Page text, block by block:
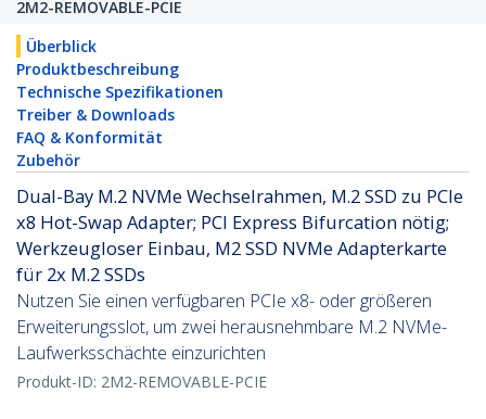
2M2-REMOVABLE-PCIE
Überblick
Produktbeschreibung
Technische Spezifikationen
Treiber & Downloads
FAQ & Konformität
Zubehör
Dual-Bay M.2 NVMe Wechselrahmen, M.2 SSD zu PCIe
x8 Hot-Swap Adapter; PCI Express Bifurcation nötig;
Werkzeugloser Einbau, M2 SSD NVMe Adapterkarte
für 2x M.2 SSDs
Nutzen Sie einen verfügbaren PCIe x8- oder größeren
Erweiterungsslot, um zwei herausnehmbare M.2 NVMe-
Laufwerksschächte einzurichten
Produkt-ID: 2M2-REMOVABLE-PCIE